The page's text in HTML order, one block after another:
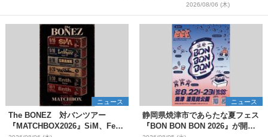
2026/08/06 (木)
ニュース
The BONEZ 対バンツアー
『MATCHBOX2026』SiM、Fear,
ニュース
静岡県焼津市であらたな夏フェス
『BON BON BON 2026』が開